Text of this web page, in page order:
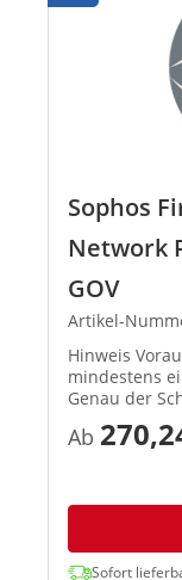
Sophos
Network
GOV
Artikel-
Hinweis
mindestens eine Base
Genau der
raffinierte
Bedrohungen
Ab
Sofort